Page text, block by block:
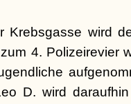
Krebsgasse wird
4. Polizeirevier
D. wird